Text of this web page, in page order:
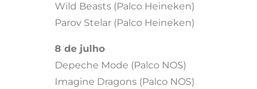
Wild Beasts (Palco Heineken)
Parov Stelar (Palco Heineken)
8 de julho
Depeche Mode (Palco NOS)
Imagine Dragons (Palco NOS)